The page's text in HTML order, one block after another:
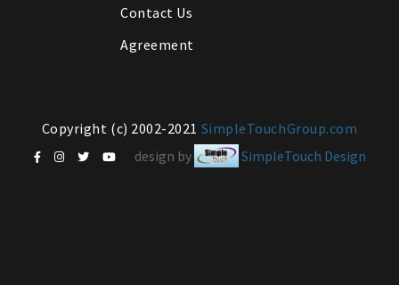
Contact Us
Agreement
Copyright (c) 2002-2021 SimpleTouchGroup.com
design by
SimpleTouch Design